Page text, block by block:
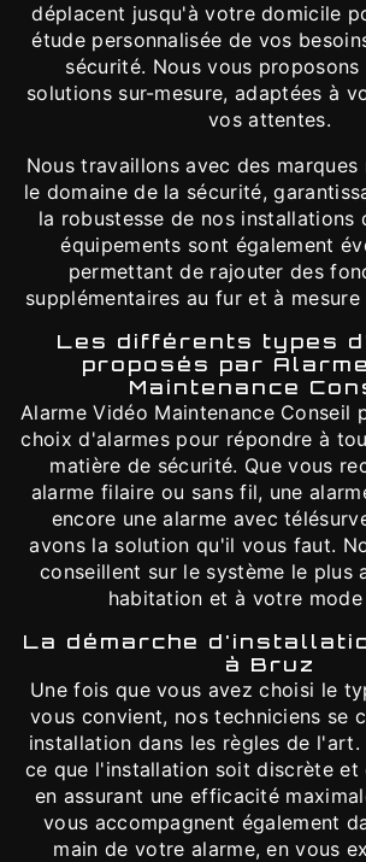
déplacent jusqu'à votre domicile
étude personnalisée de vos
sécurité. Nous vous proposons
solutions sur-mesure, adaptées à
vos attentes.
Nous travaillons avec des marques
le domaine de la sécurité,
la robustesse de nos installations
équipements sont également
permettant de rajouter des
supplémentaires au fur et à
Les différents types
proposés par
Maintenance
Alarme Vidéo Maintenance Conseil
choix d'alarmes pour répondre à
matière de sécurité. Que vous
alarme filaire ou sans fil, une
encore une alarme avec
avons la solution qu'il vous faut.
conseillent sur le système le plus
habitation et à votre mode
La démarche
à Bruz
Une fois que vous avez choisi le
vous convient, nos techniciens se
installation dans les règles de l'art.
ce que l'installation soit discrète et
en assurant une efficacité
vous accompagnent également
main de votre alarme, en vous